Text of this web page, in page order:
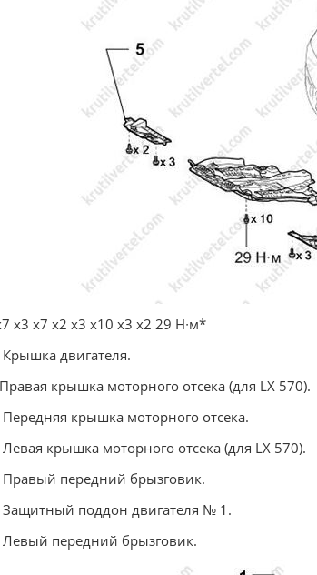
х3 х7 х2 х3 х10 х3 х2 29 Н∙м*
Крышка двигателя.
крышка моторного отсека (для LX 570).
крышка моторного отсека.
крышка моторного отсека (для LX 570).
Правый передний брызговик.
Защитный поддон двигателя № 1.
Левый передний брызговик.